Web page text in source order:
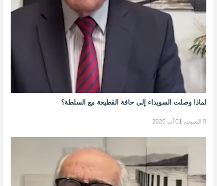
لماذا وصلت السويداء إلى حافة القطيعة مع السلطة؟
السبت, 01 آب 2026